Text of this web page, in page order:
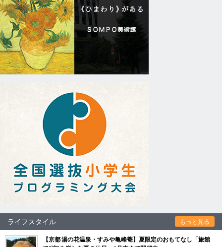
ライフスタイル もっと見る
【京都 湯の花温泉・すみや亀峰菴】夏限定のおもてなし「旅館